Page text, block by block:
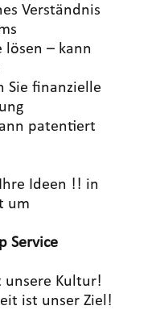
Verständnis
lösen – kann
Sie finanzielle
patentiert
Ideen !! in
um
Service
unsere Kultur!
ist unser Ziel!